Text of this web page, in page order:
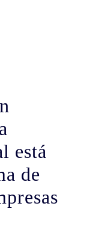
está
de